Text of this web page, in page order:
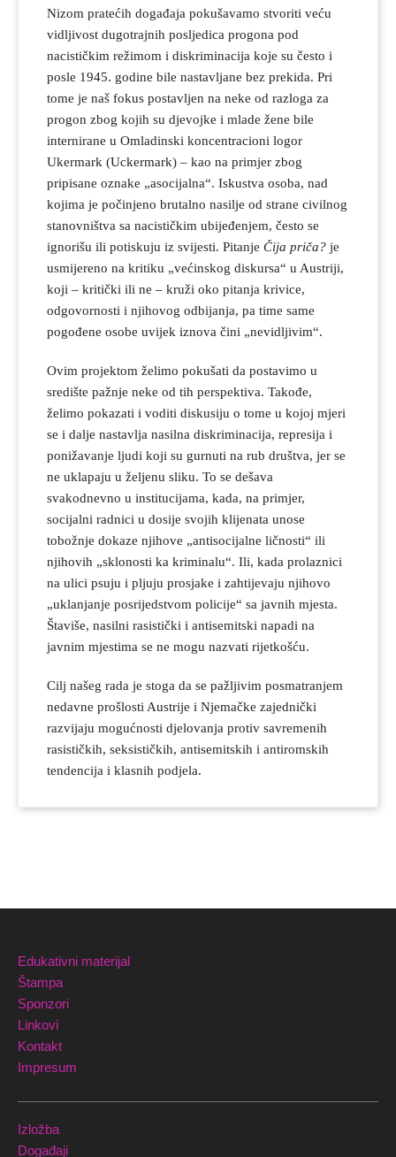
Nizom pratećih događaja pokušavamo stvoriti veću
vidljivost dugotrajnih posljedica progona pod
nacističkim režimom i diskriminacija koje su često i
posle 1945. godine bile nastavljane bez prekida. Pri
tome je naš fokus postavljen na neke od razloga za
progon zbog kojih su djevojke i mlade žene bile
internirane u Omladinski koncentracioni logor
Ukermark (Uckermark) – kao na primjer zbog
pripisane oznake „asocijalna“. Iskustva osoba, nad
kojima je počinjeno brutalno nasilje od strane civilnog
stanovništva sa nacističkim ubijeđenjem, često se
ignorišu ili potiskuju iz svijesti. Pitanje Čija priča? je
usmijereno na kritiku „većinskog diskursa“ u Austriji,
koji – kritički ili ne – kruži oko pitanja krivice,
odgovornosti i njihovog odbijanja, pa time same
pogođene osobe uvijek iznova čini „nevidljivim“.
Ovim projektom želimo pokušati da postavimo u
središte pažnje neke od tih perspektiva. Takođe,
želimo pokazati i voditi diskusiju o tome u kojoj mjeri
se i dalje nastavlja nasilna diskriminacija, represija i
ponižavanje ljudi koji su gurnuti na rub društva, jer se
ne uklapaju u željenu sliku. To se dešava
svakodnevno u institucijama, kada, na primjer,
socijalni radnici u dosije svojih klijenata unose
tobožnje dokaze njihove „antisocijalne ličnosti“ ili
njihovih „sklonosti ka kriminalu“. Ili, kada prolaznici
na ulici psuju i pljuju prosjake i zahtijevaju njihovo
„uklanjanje posrijedstvom policije“ sa javnih mjesta.
Štaviše, nasilni rasistički i antisemitski napadi na
javnim mjestima se ne mogu nazvati rijetkošću.
Cilj našeg rada je stoga da se pažljivim posmatranjem
nedavne prošlosti Austrije i Njemačke zajednički
razvijaju mogućnosti djelovanja protiv savremenih
rasističkih, seksističkih, antisemitskih i antiromskih
tendencija i klasnih podjela.
Edukativni materijal
Štampa
Sponzori
Linkovi
Kontakt
Impresum
Izložba
Događaji